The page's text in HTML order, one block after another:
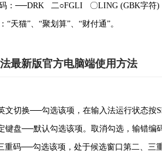
：──DRK 二○FGLI 〇LING (GBK字符)
猫”、“聚划算”、“财付通”。
最新版官方电脑端使用方法
换──勾选该项，在输入法运行状态按
──默认勾选该项。取消勾选，输错编码
──勾选该项，处于候选窗口第二、三重